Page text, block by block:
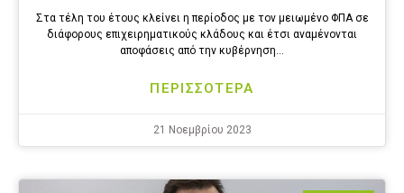
Στα τέλη του έτους κλείνει η περίοδος με τον μειωμένο ΦΠΑ σε
διάφορους επιχειρηματικούς κλάδους και έτσι αναμένονται
αποφάσεις από την κυβέρνηση…
ΠΕΡΙΣΣΟΤΕΡΑ
21 Νοεμβρίου 2023